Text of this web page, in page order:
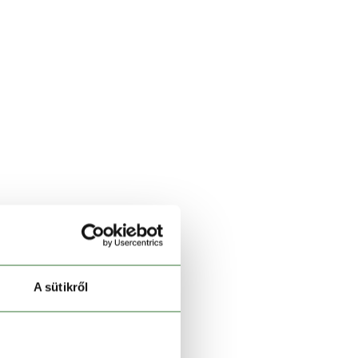
A sütikről